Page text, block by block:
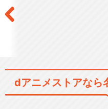
dアニメストアなら